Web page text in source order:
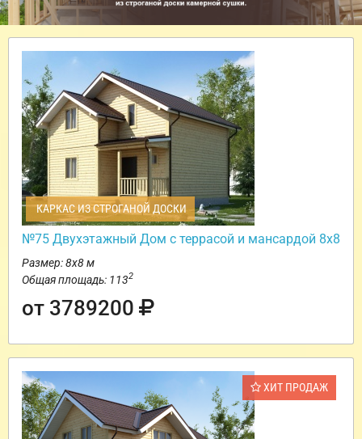
КАРКАС ИЗ СТРОГАНОЙ ДОСКИ
№75 Двухэтажный Дом с террасой и мансардой 8х8
Размер: 8х8 м
Общая площадь: 1132
от 3789200
ХИТ ПРОДАЖ